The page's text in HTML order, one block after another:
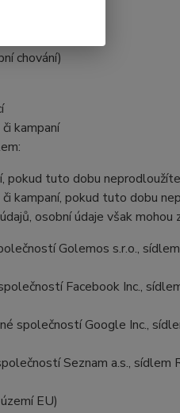
chování)
kampaní
pokud tuto dobu neprodloužíte
kampaní, pokud tuto dobu
osobní údaje však
Golemos s.r.o.,
Facebook Inc.,
společností Google Inc.,
Seznam a.s.,
EU)